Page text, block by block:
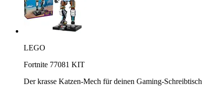
LEGO
Fortnite 77081 KIT
Der krasse Katzen-Mech für deinen Gaming-Schreibtisch